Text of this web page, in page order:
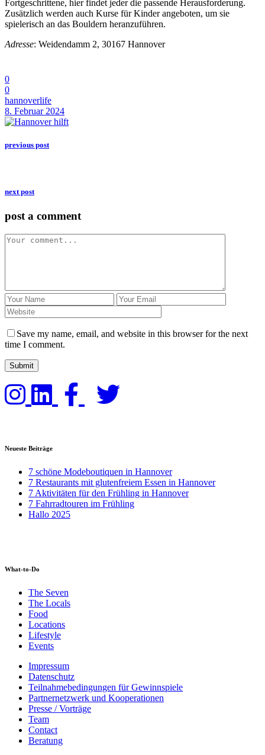
Fortgeschrittene, hier findet jeder die passende Herausforderung.
Zusätzlich werden auch Kurse für Kinder angeboten, um sie
spielerisch an das Bouldern heranzuführen.
Adresse: Weidendamm 2, 30167 Hannover
0
0
hannoverlife
8. Februar 2024
previous post
next post
post a comment
Save my name, email, and website in this browser for the next
time I comment.
Neueste Beiträge
7 schöne Modeboutiquen in Hannover
7 Restaurants mit glutenfreiem Essen in Hannover
7 Aktivitäten für den Frühling in Hannover
7 Fahrradtouren im Frühling
Hallo 2025
What-to-Do
The Seven
The Locals
Food
Locations
Lifestyle
Events
Impressum
Datenschutz
Teilnahmebedingungen für Gewinnspiele
Partnernetzwerk und Kooperationen
Presse / Vorträge
Team
Contact
Beratung